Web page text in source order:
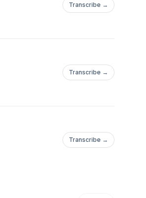
Transcribe →
Transcribe →
Transcribe →